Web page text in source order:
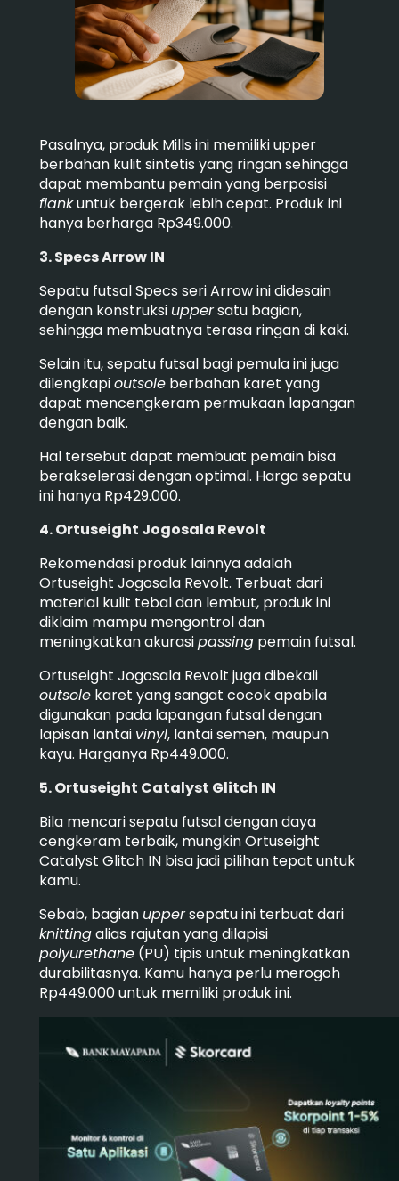
Pasalnya, produk Mills ini memiliki upper
berbahan kulit sintetis yang ringan sehingga
dapat membantu pemain yang berposisi
flankuntuk bergerak lebih cepat. Produk ini
hanya berharga Rp349.000.
3. Specs Arrow IN
Sepatu futsal Specs seri Arrow ini didesain
dengan konstruksi uppersatu bagian,
sehingga membuatnya terasa ringan di kaki.
Selain itu, sepatu futsal bagi pemula ini juga
dilengkapioutsoleberbahan karet yang
dapat mencengkeram permukaan lapangan
dengan baik.
Hal tersebut dapat membuat pemain bisa
berakselerasi dengan optimal. Harga sepatu
ini hanya Rp429.000.
4. Ortuseight Jogosala Revolt
Rekomendasi produk lainnya adalah
Ortuseight Jogosala Revolt. Terbuat dari
material kulit tebal dan lembut, produk ini
diklaim mampu mengontrol dan
meningkatkan akurasipassingpemain futsal.
Ortuseight Jogosala Revolt juga dibekali
outsolekaret yang sangat cocok apabila
digunakan pada lapangan futsal dengan
lapisan lantai vinyl, lantai semen, maupun
kayu. Harganya Rp449.000.
5. Ortuseight Catalyst Glitch IN
Bila mencari sepatu futsal dengan daya
cengkeram terbaik, mungkin Ortuseight
Catalyst Glitch IN bisa jadi pilihan tepat untuk
kamu.
Sebab, bagian uppersepatu ini terbuat dari
knittingalias rajutan yang dilapisi
polyurethane(PU) tipis untuk meningkatkan
durabilitasnya. Kamu hanya perlu merogoh
Rp449.000 untuk memiliki produk ini.